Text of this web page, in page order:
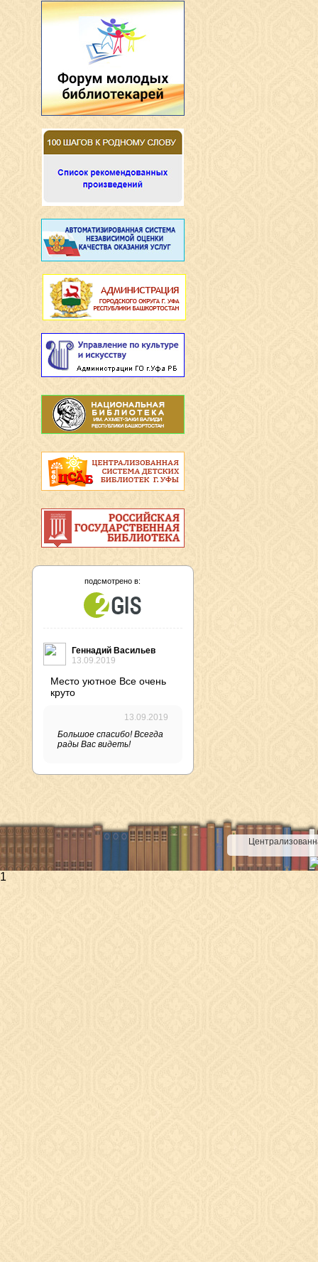
подсмотрено в:
Геннадий Васильев
13.09.2019
Место уютное Все очень
круто
13.09.2019
Большое спасибо! Всегда
рады Вас видеть!
1